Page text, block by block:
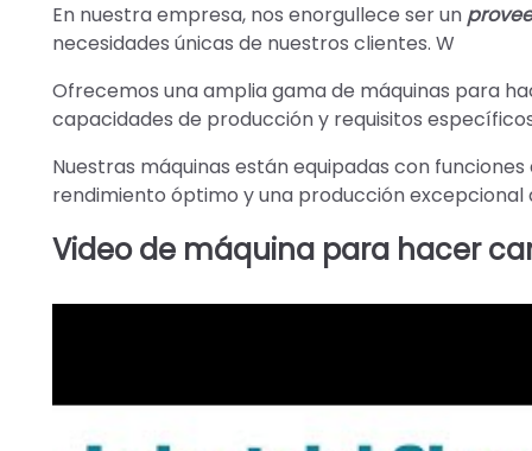
En nuestra empresa, nos enorgullece ser un
necesidades únicas de nuestros clientes. W
Ofrecemos una amplia gama de máquinas para
capacidades de producción y requisitos
Nuestras máquinas están equipadas con
rendimiento óptimo y una producción excepcional
Video de máquina para hacer